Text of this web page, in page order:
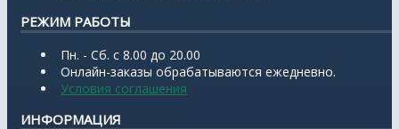
РЕЖИМ РАБОТЫ
Пн. - Сб. с 8.00 до 20.00
Онлайн-заказы обрабатываются ежедневно.
Условия соглашения
ИНФОРМАЦИЯ